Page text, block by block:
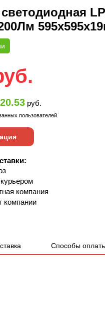
руб.
пользователей
компания
компании
Способы